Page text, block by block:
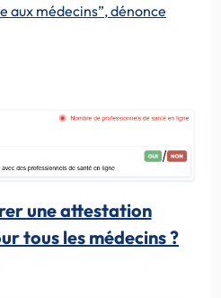
aux médecins”, dénonce
une attestation
tous les médecins ?